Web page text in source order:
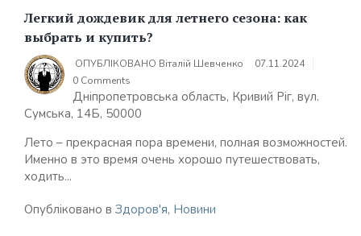
Легкий дождевик для летнего сезона: как
выбрать и купить?
ОПУБЛІКОВАНО Віталій Шевченко
07.11.2024
0 Comments
Дніпропетровська область, Кривий Ріг, вул.
Сумська, 14Б, 50000
Лето – прекрасная пора времени, полная возможностей.
Именно в это время очень хорошо путешествовать,
ходить...
Опубліковано в Здоров'я, Новини